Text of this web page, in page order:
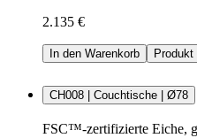
2.135 €
In den Warenkorb Produkt
CH008 | Couchtische | Ø78
FSC™-zertifizierte Eiche,